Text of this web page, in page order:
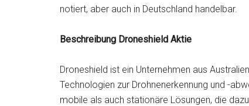
notiert, aber auch in Deutschland handelbar.
Beschreibung Droneshield Aktie
Droneshield ist ein Unternehmen aus
Technologien zur Drohnenerkennung und -
mobile als auch stationäre Lösungen, die